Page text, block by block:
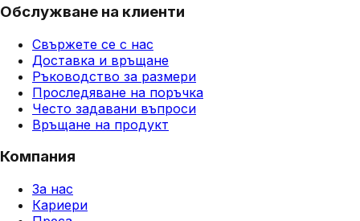
Обслужване на клиенти
Свържете се с нас
Доставка и връщане
Ръководство за размери
Проследяване на поръчка
Често задавани въпроси
Връщане на продукт
Компания
За нас
Кариери